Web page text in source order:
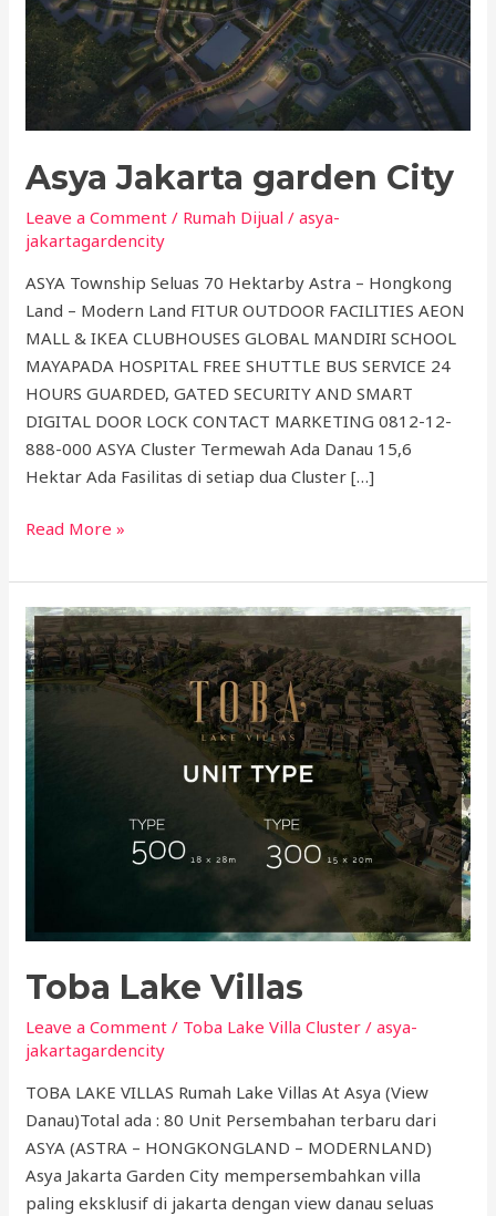
Asya Jakarta garden City
Leave a Comment / Rumah Dijual /asya-
jakartagardencity
ASYA Township Seluas 70 Hektarby Astra – Hongkong
Land – Modern Land FITUR OUTDOOR FACILITIES AEON
MALL & IKEA CLUBHOUSES GLOBAL MANDIRI SCHOOL
MAYAPADA HOSPITAL FREE SHUTTLE BUS SERVICE 24
HOURS GUARDED, GATED SECURITY AND SMART
DIGITAL DOOR LOCK CONTACT MARKETING 0812-12-
888-000 ASYA Cluster Termewah Ada Danau 15,6
Hektar Ada Fasilitas di setiap dua Cluster […]
Read More »
Toba Lake Villas
Leave a Comment / Toba Lake Villa Cluster /asya-
jakartagardencity
TOBA LAKE VILLAS Rumah Lake Villas At Asya (View
Danau)Total ada : 80 Unit Persembahan terbaru dari
ASYA (ASTRA – HONGKONGLAND – MODERNLAND)
Asya Jakarta Garden City mempersembahkan villa
paling eksklusif di jakarta dengan view danau seluas
Toba
Lake
Villas